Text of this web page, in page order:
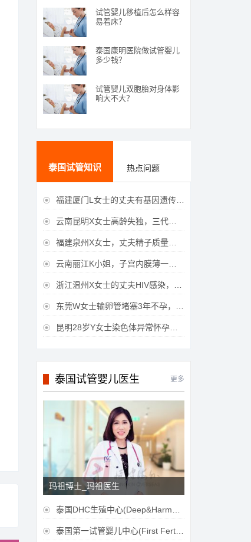
试管婴儿移植后怎么样容
易着床？
泰国康明医院做试管婴儿
多少钱？
试管婴儿双胞胎对身体影
响大不大？
泰国试管知识 热点问题
 福建厦门L女士的丈夫有基因遗传疾病，三代试管生育健康宝宝
 云南昆明X女士高龄失独，三代试管助她重获女儿
 福建泉州X女士，丈夫精子质量差，三代试管获得男宝宝
 云南丽江K小姐，子宫内膜薄一直未孕，三代试管一次成功获得
 浙江温州X女士的丈夫HIV感染，三代试管成功获得女宝宝
 东莞W女士输卵管堵塞3年不孕，泰国三代试管喜获
 昆明28岁Y女士染色体异常怀孕难，泰国三代试管成功好孕
泰国试管婴儿医生 更多
玛祖博士_玛祖医生
 泰国DHC生殖中心(Deep&Harmonicare IVF Center)
 泰国第一试管婴儿中心(First Fertilily PGS Center Limitied)